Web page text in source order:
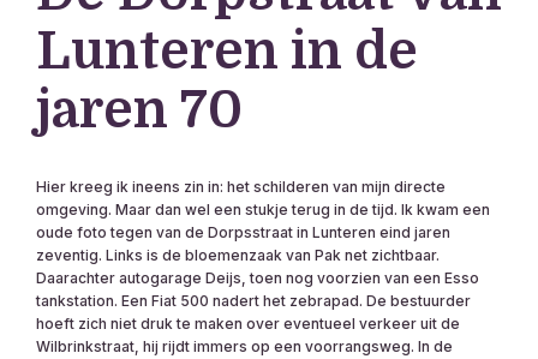
Lunteren in de
jaren 70
Hier kreeg ik ineens zin in: het schilderen van mijn directe
omgeving. Maar dan wel een stukje terug in de tijd. Ik kwam een
oude foto tegen van de Dorpsstraat in Lunteren eind jaren
zeventig. Links is de bloemenzaak van Pak net zichtbaar.
Daarachter autogarage Deijs, toen nog voorzien van een Esso
tankstation. Een Fiat 500 nadert het zebrapad. De bestuurder
hoeft zich niet druk te maken over eventueel verkeer uit de
Wilbrinkstraat, hij rijdt immers op een voorrangsweg. In de